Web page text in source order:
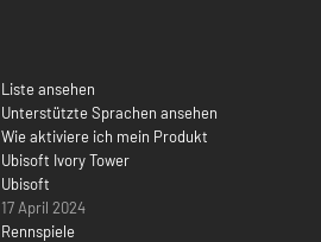
Liste ansehen
Unterstützte Sprachen ansehen
Wie aktiviere ich mein Produkt
Ubisoft Ivory Tower
Ubisoft
17 April 2024
Rennspiele